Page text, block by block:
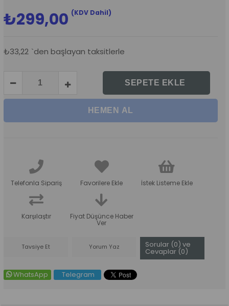
₺299,00 (KDV Dahil)
₺33,22 `den başlayan taksitlerle
Telefonla Sipariş Favorilere Ekle İstek Listeme Ekle
Karşılaştır Fiyat Düşünce Haber
Ver
Tavsiye Et Yorum Yaz Sorular (0) ve
Cevaplar (0)
WhatsApp Telegram